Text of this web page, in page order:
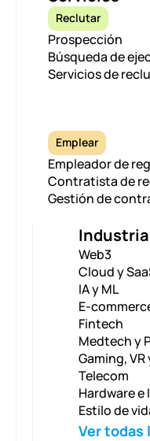
Reclutar
Prospección
Búsqueda de
Servicios de
Emplear
Empleador de
Contratista de
Gestión de
Web3
Cloud y
IA y ML
E-
Fintech
Medtech y
Gaming, VR
Telecom
Hardware e
Estilo de
Ver todas